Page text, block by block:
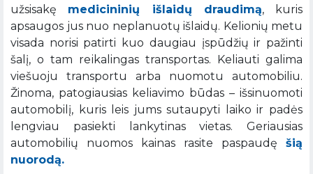
užsisakę medicininių išlaidų draudimą, kuris
apsaugos jus nuo neplanuotų išlaidų. Kelionių metu
visada norisi patirti kuo daugiau įspūdžių ir pažinti
šalį, o tam reikalingas transportas. Keliauti galima
viešuoju transportu arba nuomotu automobiliu.
Žinoma, patogiausias keliavimo būdas – išsinuomoti
automobilį, kuris leis jums sutaupyti laiko ir padės
lengviau pasiekti lankytinas vietas. Geriausias
automobilių nuomos kainas rasite paspaudę šią
nuorodą.